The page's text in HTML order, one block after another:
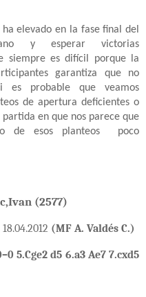
elevado en la fase final del
y esperar victorias
siempre es difícil porque la
garantiza que no
es probable que veamos
de apertura deficientes o
en que nos parece que
de esos planteos
poco
(2577)
(MF A. Valdés C.)
5.Cge2 d5 6.a3 Ae7 7.cxd5